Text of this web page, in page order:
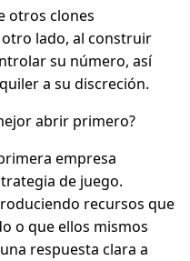
otros clones
lado, al construir
su número, así
a su discreción.
abrir primero?
empresa
de juego.
recursos que
o que ellos mismos
respuesta clara a